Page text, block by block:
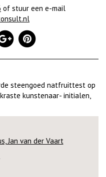
of stuur een e-mail
steengoed natfruittest op
kunstenaar- initialen,
Jan van der Vaart